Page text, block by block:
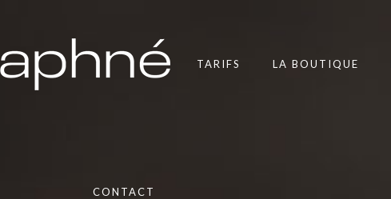
TARIFS LA BOUTIQUE
CONTACT